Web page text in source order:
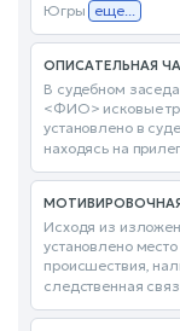
Югры еще...
ОПИСАТЕЛЬНАЯ
В судебном
<ФИО> исковые
установлено в
находясь на
Исходя из
установлено
происшествия,
следственная